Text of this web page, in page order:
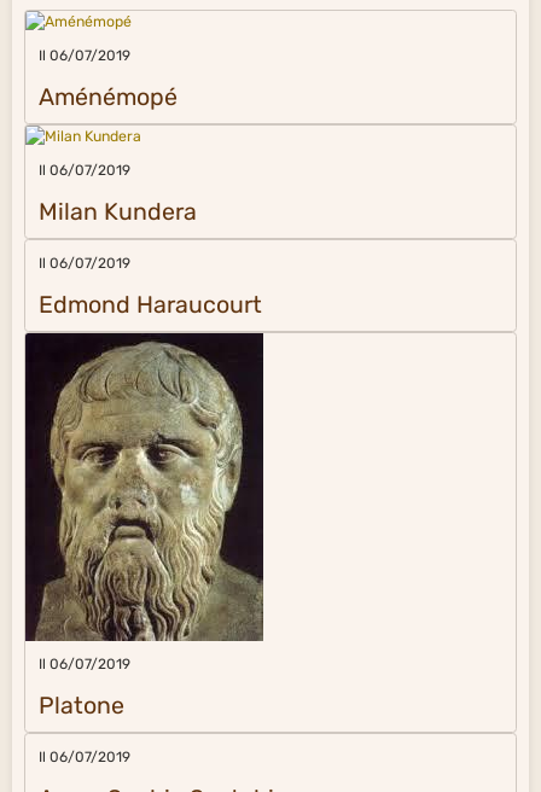
Il 06/07/2019
Aménémopé
Il 06/07/2019
Milan Kundera
Il 06/07/2019
Edmond Haraucourt
Il 06/07/2019
Platone
Il 06/07/2019